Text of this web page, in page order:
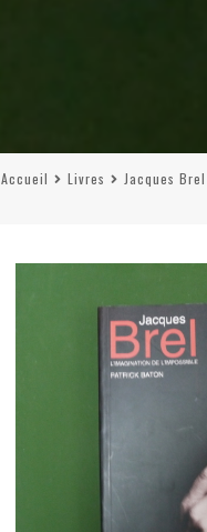
Accueil Livres
Jacques